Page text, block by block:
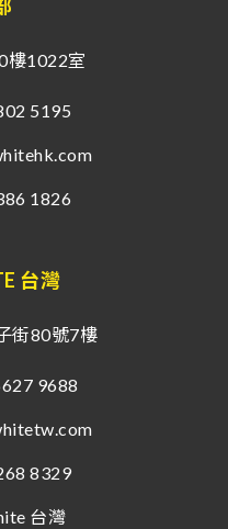
樓1022室
5195
1826
台灣
街80號7樓
9688
8329
台灣